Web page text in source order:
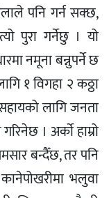
पनि गर्न सक्छ,
पुरा गर्नेछु । यो
नमूना बन्नुपर्ने छ
१ विगहा २ कठ्ठा
लागि जनता
। अर्काे हाम्रो
बन्दैँछ, तर पनि
भलुवा